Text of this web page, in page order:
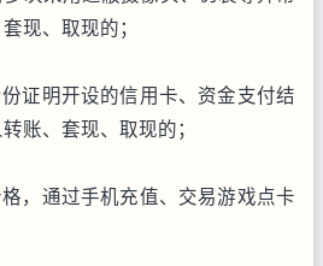
现、取现的；
证明开设的信用卡、资金支付结
账、套现、取现的；
，通过手机充值、交易游戏点卡